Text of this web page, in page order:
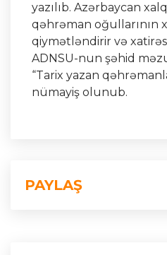
yazılıb. Azərbaycan
qəhrəman oğullarının
qiymətləndirir və
ADNSU-nun şəhid
“Tarix yazan
nümayiş olunub.
PAYLAŞ